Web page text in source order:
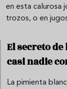
en esta calurosa
trozos, o en
El secreto
casi nadie
La pimienta